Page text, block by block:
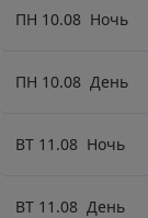
ПН 10.08 Ночь
ПН 10.08 День
ВТ 11.08 Ночь
ВТ 11.08 День